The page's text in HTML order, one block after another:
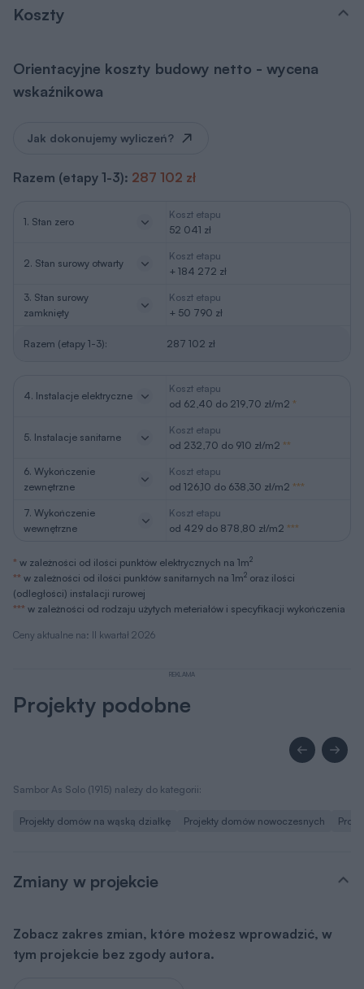
Koszty
Orientacyjne koszty budowy netto - wycena
wskaźnikowa
Ceny aktualne na: II kwartał 2026
Jak dokonujemy wyliczeń?
Razem (etapy 1-3): 287 102 zł
1. Stan zero
Koszt etapu
52 041 zł
2. Stan surowy otwarty
Koszt etapu
+ 184 272 zł
3. Stan surowy
zamknięty
Koszt etapu
+ 50 790 zł
Razem (etapy 1-3): 287 102 zł
4. Instalacje elektryczne
Koszt etapu
od 62,40 do 219,70 zł/m2 *
5. Instalacje sanitarne
Koszt etapu
od 232,70 do 910 zł/m2 **
6. Wykończenie
zewnętrzne
Koszt etapu
od 126,10 do 638,30 zł/m2 ***
7. Wykończenie
wewnętrzne
Koszt etapu
od 429 do 878,80 zł/m2 ***
* w zależności od ilości punktów elektrycznych na 1m2
** w zależności od ilości punktów sanitarnych na 1m2 oraz ilości
(odległości) instalacji rurowej
*** w zależności od rodzaju użytych meteriałów i specyfikacji wykończenia
REKLAMA
Projekty podobne
Sambor As Solo (1915) należy do kategorii:
Projekty domów na wąską działkę Projekty domów nowoczesnych
Zmiany w projekcie
Zobacz zakres zmian, które możesz wprowadzić, w
tym projekcie bez zgody autora.